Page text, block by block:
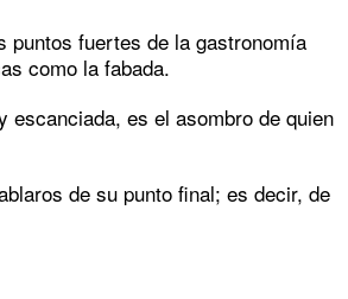
puntos fuertes de la gastronomía
como la fabada.
escanciada, es el asombro de quien
de su punto final; es decir, de